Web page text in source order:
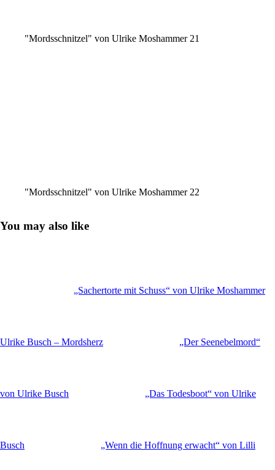
"Mordsschnitzel" von Ulrike Moshammer 21
"Mordsschnitzel" von Ulrike Moshammer 22
You may also like
„Sachertorte mit Schuss“ von Ulrike Moshammer
Ulrike Busch – Mordsherz „Der Seenebelmord“
von Ulrike Busch „Das Todesboot“ von Ulrike
Busch „Wenn die Hoffnung erwacht“ von Lilli